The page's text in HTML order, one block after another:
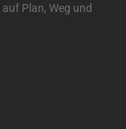
Plan, Weg und